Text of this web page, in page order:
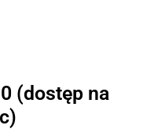
(dostęp na